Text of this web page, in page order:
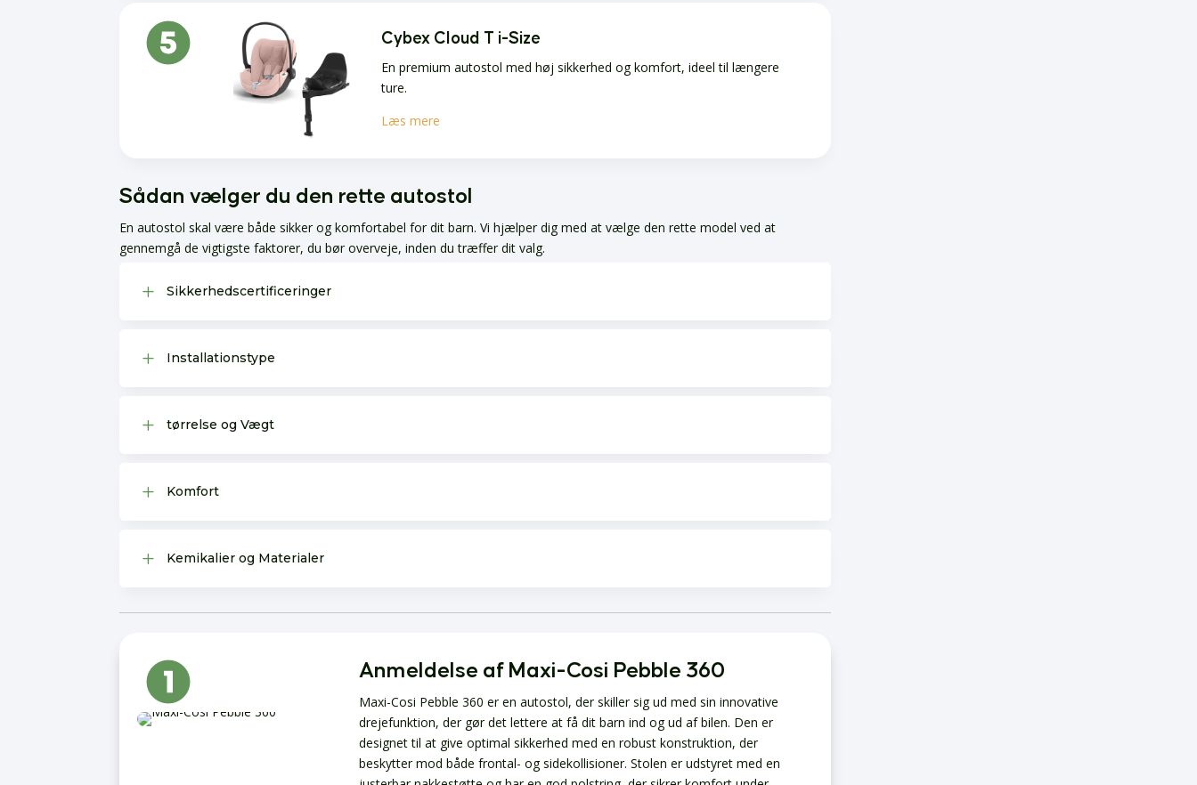
Cybex Cloud T i-Size
En premium autostol med høj sikkerhed og komfort, ideel til længere
ture.
Læs mere
Sådan vælger du den rette autostol
En autostol skal være både sikker og komfortabel for dit barn. Vi hjælper dig med at vælge den rette model ved at
gennemgå de vigtigste faktorer, du bør overveje, inden du træffer dit valg.
L Sikkerhedscertificeringer
L Installationstype
L tørrelse og Vægt
L Komfort
L Kemikalier og Materialer
Anmeldelse af Maxi-Cosi Pebble 360
Maxi-Cosi Pebble 360 er en autostol, der skiller sig ud med sin innovative
drejefunktion, der gør det lettere at få dit barn ind og ud af bilen. Den er
designet til at give optimal sikkerhed med en robust konstruktion, der
beskytter mod både frontal- og sidekollisioner. Stolen er udstyret med en